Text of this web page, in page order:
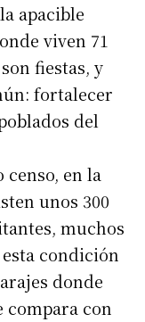
apacible
viven 71
fiestas, y
fortalecer
del
en la
unos 300
muchos
condición
donde
compara con